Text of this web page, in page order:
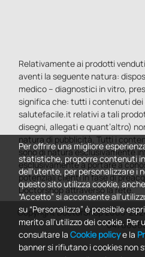
Relativamente ai prodotti
aventi la seguente natura:
medico – diagnostici in vitro,
significa che: tutti i contenuti
salutefacile.it relativi a tali
disegni, allegati e quant’altro)
natura di pubblicità. Tutti i
sono di natura esclusivamente
esclusivamente a portare a
potenziali clienti in fase di
Doctorshop attraverso la rete.
Copyright DoctorShop 2005-
Per offrire una migliore
statistiche, proporre contenuti
dell'utente, per personalizzare i
questo sito utilizza cookie,
“Accetto” si acconsente
su “Personalizza” è possibile
merito all'utilizzo dei cookie. Per
consultare la Cookie policye la
banner si rifiutano i cookies non